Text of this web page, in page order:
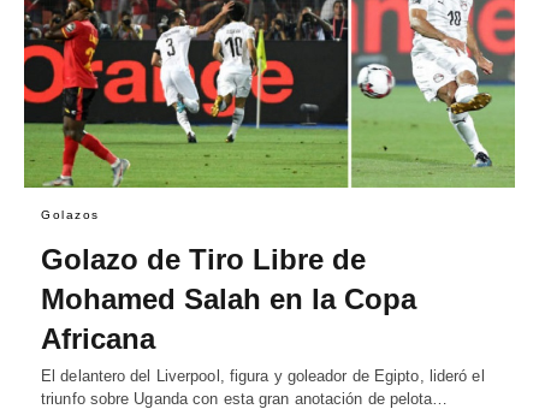
Golazos
Golazo de Tiro Libre de
Mohamed Salah en la Copa
Africana
El delantero del Liverpool, figura y goleador de Egipto, lideró el
triunfo sobre Uganda con esta gran anotación de pelota…